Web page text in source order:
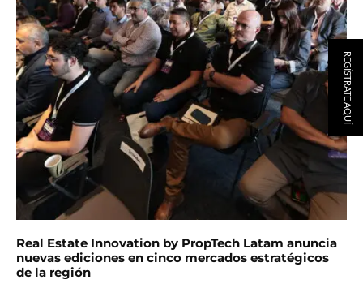
Real Estate Innovation by PropTech Latam anuncia
nuevas ediciones en cinco mercados estratégicos
de la región
REGÍSTRATE AQUÍ